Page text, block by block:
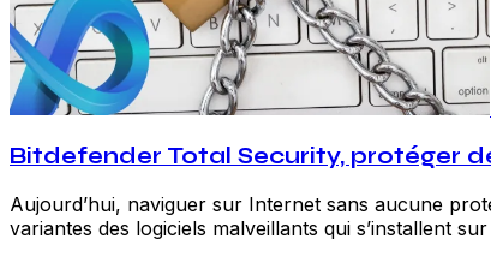
Bitdefender Total Security, protéger
Aujourd’hui, naviguer sur Internet sans aucune
variantes des logiciels malveillants qui s’installent